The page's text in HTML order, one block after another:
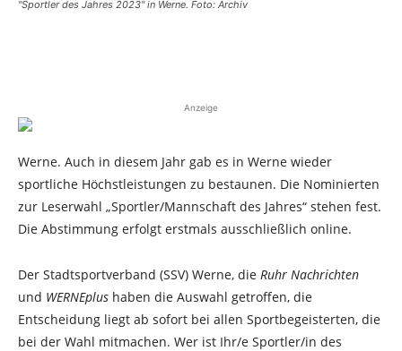
"Sportler des Jahres 2023" in Werne. Foto: Archiv
Anzeige
Werne. Auch in diesem Jahr gab es in Werne wieder
sportliche Höchstleistungen zu bestaunen. Die Nominierten
zur Leserwahl „Sportler/Mannschaft des Jahres“ stehen fest.
Die Abstimmung erfolgt erstmals ausschließlich online.
Der Stadtsportverband (SSV) Werne, die Ruhr Nachrichten
und WERNEplus haben die Auswahl getroffen, die
Entscheidung liegt ab sofort bei allen Sportbegeisterten, die
bei der Wahl mitmachen. Wer ist Ihr/e Sportler/in des